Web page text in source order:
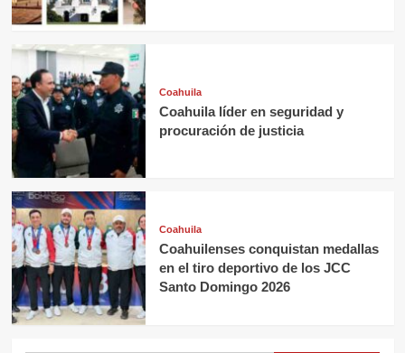
Coahuila
Coahuila líder en seguridad y
procuración de justicia
Coahuila
Coahuilenses conquistan medallas
en el tiro deportivo de los JCC
Santo Domingo 2026